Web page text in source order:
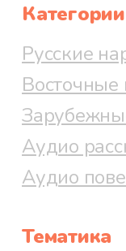
Категории
Русские
Восточные
Аудио
Аудио
Тематика